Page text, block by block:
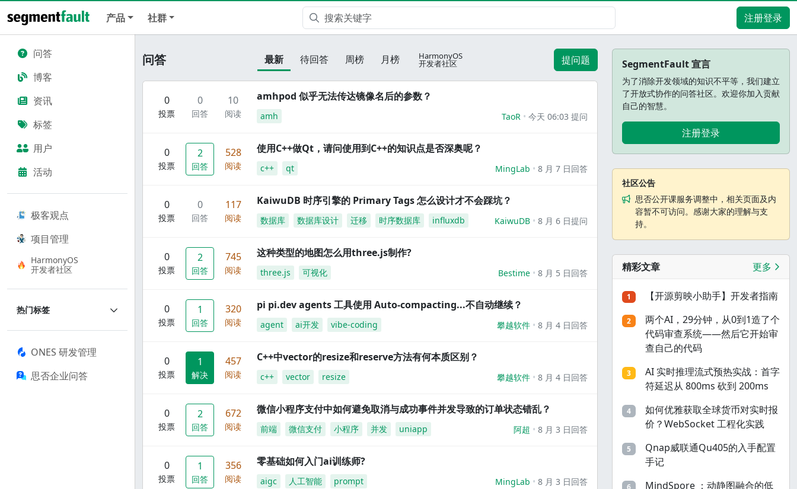
产品 社群 注册登录
问答
博客
资讯
标签
用户
活动
极客观点
项目管理
HarmonyOS
开发者社区
热门标签
ONES 研发管理
思否企业问答
问答 最新 待回答 周榜 月榜 HarmonyOS
开发者社区 提问题
0
投票
0
回答
10
阅读
amhpod 似乎无法传达镜像名后的参数？
amh TaoR 今天 06:03 提问
0
投票
2
回答
528
阅读
使用C++做Qt，请问使用到C++的知识点是否深奥呢？
c++ qt MingLab 8 月 7 日回答
0
投票
0
回答
117
阅读
KaiwuDB 时序引擎的 Primary Tags 怎么设计才不会踩坑？
数据库 数据库设计 迁移 时序数据库 influxdb KaiwuDB 8 月 6 日提问
0
投票
2
回答
745
阅读
这种类型的地图怎么用three.js制作?
three.js 可视化 Bestime 8 月 5 日回答
0
投票
1
回答
320
阅读
pi pi.dev agents 工具使用 Auto-compacting...不自动继续？
agent ai开发 vibe-coding 攀越软件 8 月 4 日回答
0
投票
1
解决
457
阅读
C++中vector的resize和reserve方法有何本质区别？
c++ vector resize 攀越软件 8 月 4 日回答
0
投票
2
回答
672
阅读
微信小程序支付中如何避免取消与成功事件并发导致的订单状态错乱？
前端 微信支付 小程序 并发 uniapp 阿超 8 月 3 日回答
0
投票
1
回答
356
阅读
零基础如何入门ai训练师?
aigc 人工智能 prompt MingLab 8 月 3 日回答
SegmentFault 宣言
为了消除开发领域的知识不平等，我们建立
了开放式协作的问答社区。欢迎你加入贡献
自己的智慧。
注册登录
社区公告
思否公开课服务调整中，相关页面及内
容暂不可访问。感谢大家的理解与支
持。
精彩文章 更多
1 【开源剪映小助手】开发者指南
2
两个AI，29分钟，从0到1造了个
代码审查系统——然后它开始审
查自己的代码
3
AI 实时推理流式预热实战：首字
符延迟从 800ms 砍到 200ms
4
如何优雅获取全球货币对实时报
价？WebSocket 工程化实践
5
Qnap威联通Qu405的入手配置
手记
6
MindSpore ：动静图融合的低